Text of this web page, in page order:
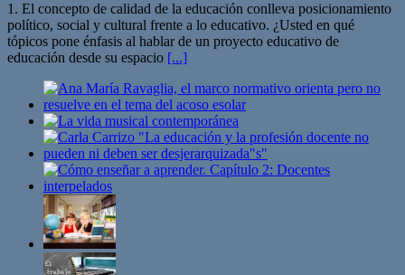
1. El concepto de calidad de la educación conlleva posicionamiento
político, social y cultural frente a lo educativo. ¿Usted en qué
tópicos pone énfasis al hablar de un proyecto educativo de
educación desde su espacio [...]